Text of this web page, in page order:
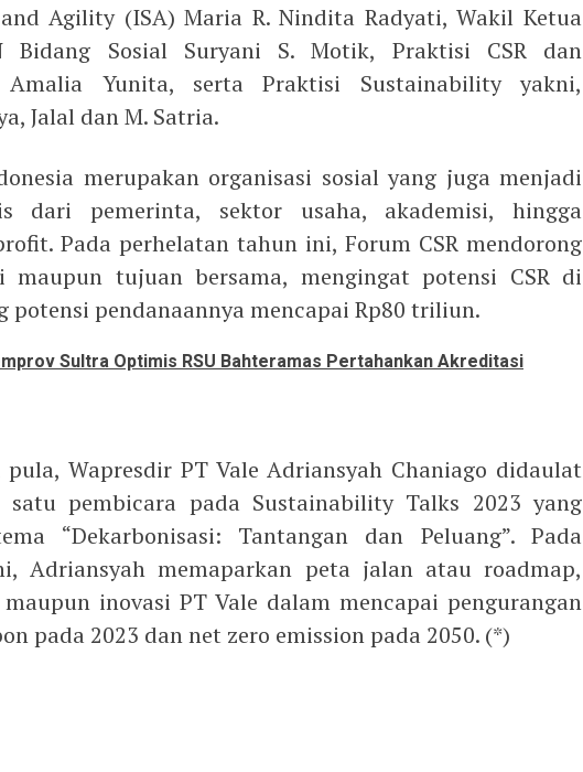
Agility (ISA) Maria R. Nindita Radyati, Wakil Ketua
Bidang Sosial Suryani S. Motik, Praktisi CSR dan
Amalia Yunita, serta Praktisi Sustainability yakni,
Jalal dan M. Satria.
merupakan organisasi sosial yang juga menjadi
dari pemerinta, sektor usaha, akademisi, hingga
Pada perhelatan tahun ini, Forum CSR mendorong
maupun tujuan bersama, mengingat potensi CSR di
potensi pendanaannya mencapai Rp80 triliun.
Sultra Optimis RSU Bahteramas Pertahankan Akreditasi
Wapresdir PT Vale Adriansyah Chaniago didaulat
satu pembicara pada Sustainability Talks 2023 yang
“Dekarbonisasi: Tantangan dan Peluang”. Pada
Adriansyah memaparkan peta jalan atau roadmap,
inovasi PT Vale dalam mencapai pengurangan
pada 2023 dan net zero emission pada 2050. (*)